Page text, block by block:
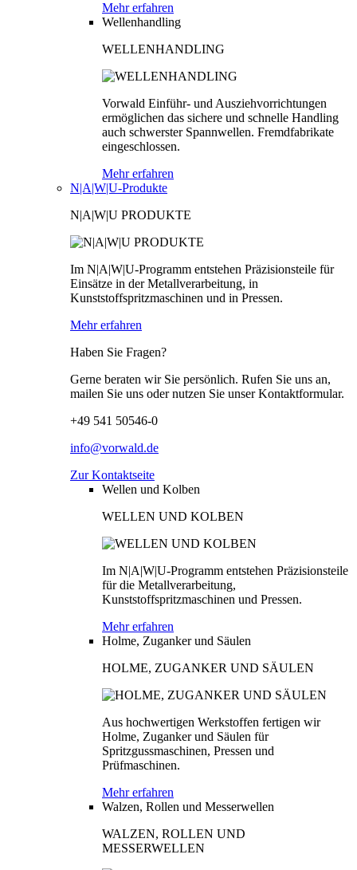
Mehr erfahren
Wellenhandling
WELLENHANDLING
Vorwald Einführ- und Ausziehvorrichtungen
ermöglichen das sichere und schnelle Handling
auch schwerster Spannwellen. Fremdfabrikate
eingeschlossen.
Mehr erfahren
N|A|W|U-Produkte
N|A|W|U PRODUKTE
Im N|A|W|U-Programm entstehen Präzisionsteile für
Einsätze in der Metallverarbeitung, in
Kunststoffspritzmaschinen und in Pressen.
Mehr erfahren
Haben Sie Fragen?
Gerne beraten wir Sie persönlich. Rufen Sie uns an,
mailen Sie uns oder nutzen Sie unser Kontaktformular.
+49 541 50546-0
info@vorwald.de
Zur Kontaktseite
Wellen und Kolben
WELLEN UND KOLBEN
Im N|A|W|U-Programm entstehen Präzisionsteile
für die Metallverarbeitung,
Kunststoffspritzmaschinen und Pressen.
Mehr erfahren
Holme, Zuganker und Säulen
HOLME, ZUGANKER UND SÄULEN
Aus hochwertigen Werkstoffen fertigen wir
Holme, Zuganker und Säulen für
Spritzgussmaschinen, Pressen und
Prüfmaschinen.
Mehr erfahren
Walzen, Rollen und Messerwellen
WALZEN, ROLLEN UND
MESSERWELLEN